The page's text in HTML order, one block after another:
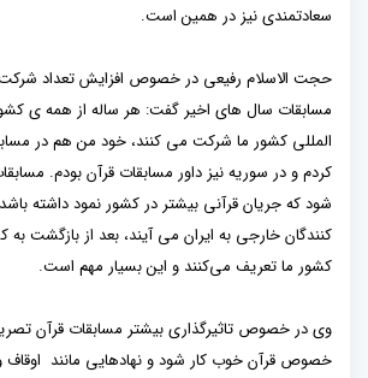
سعادتمندی نیز در همین است.
حجت الاسلام رفیعی در خصوص افزایش تعداد شرکت
مسابقات سال های اخیر گفت: هر ساله از همه ی
المللی کشور ما شرکت می کنند، خود من هم در
کردم و در سوریه نیز داور مسابقات قرآن بودم.
شود که جریان قرآنی بیشتر در کشور نمود داشته
کنندگان خارجی به ایران می آیند، بعد از بازگشت
کشور ما تعریف می‌کنند و این بسیار مهم است.
وی در خصوص تاثیرگذاری بیشتر مسابقات قرآن
خصوص قرآن خوب کار شود و نهادهایی مانند اوقاف